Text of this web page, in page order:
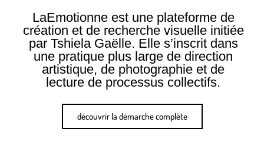
LaEmotionne est une plateforme de
création et de recherche visuelle initiée
par Tshiela Gaëlle. Elle s’inscrit dans
une pratique plus large de direction
artistique, de photographie et de
lecture de processus collectifs.
découvrir la démarche complète